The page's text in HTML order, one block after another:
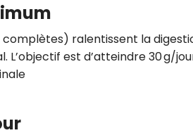
complètes) ralentissent la
est d’atteindre 30 g/
pourrons savoir si vous ouvrez les
l'heure à laquelle vous le faites ainsi
des informations sur le terminal que
utilisez. Pour en savoir plus sur ces
voir notre
politique de confidentialité